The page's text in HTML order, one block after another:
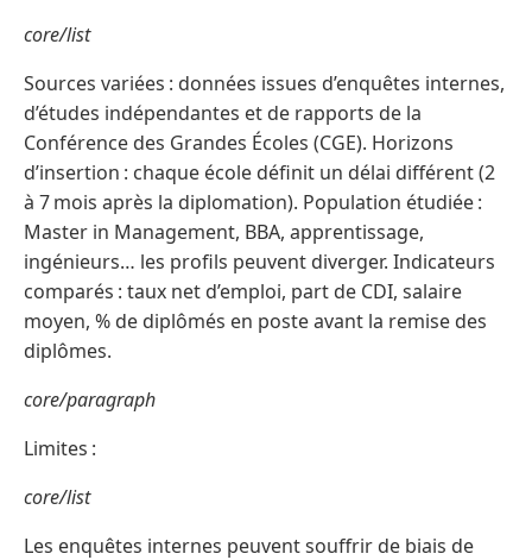
core/list
Sources variées : données issues d’enquêtes internes,
d’études indépendantes et de rapports de la
Conférence des Grandes Écoles (CGE). Horizons
d’insertion : chaque école définit un délai différent (2
à 7 mois après la diplomation). Population étudiée :
Master in Management, BBA, apprentissage,
ingénieurs… les profils peuvent diverger. Indicateurs
comparés : taux net d’emploi, part de CDI, salaire
moyen, % de diplômés en poste avant la remise des
diplômes.
core/paragraph
Limites :
core/list
Les enquêtes internes peuvent souffrir de biais de